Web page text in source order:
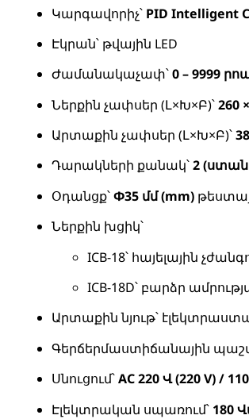
Կարգավորիչ՝ PID Intelligent
Էկրան՝ թվային LED
Ժամանակաչափ՝0 – 9999
Ներքին չափսեր (Լ×Խ×Բ)՝260
Արտաքին չափսեր (Լ×Խ×Բ)՝
Դարակների քանակ՝2
Օդանցք՝Φ35 մմ (mm)
Ներքին խցիկ՝
ICB-18՝ հայելային
ICB-18D՝ բարձր
Արտաքին նյութ՝
Գերճերմաստիճանային
Սնուցում՝AC 220 Վ (220 V) /
Էլեկտրական սպառում՝ 180